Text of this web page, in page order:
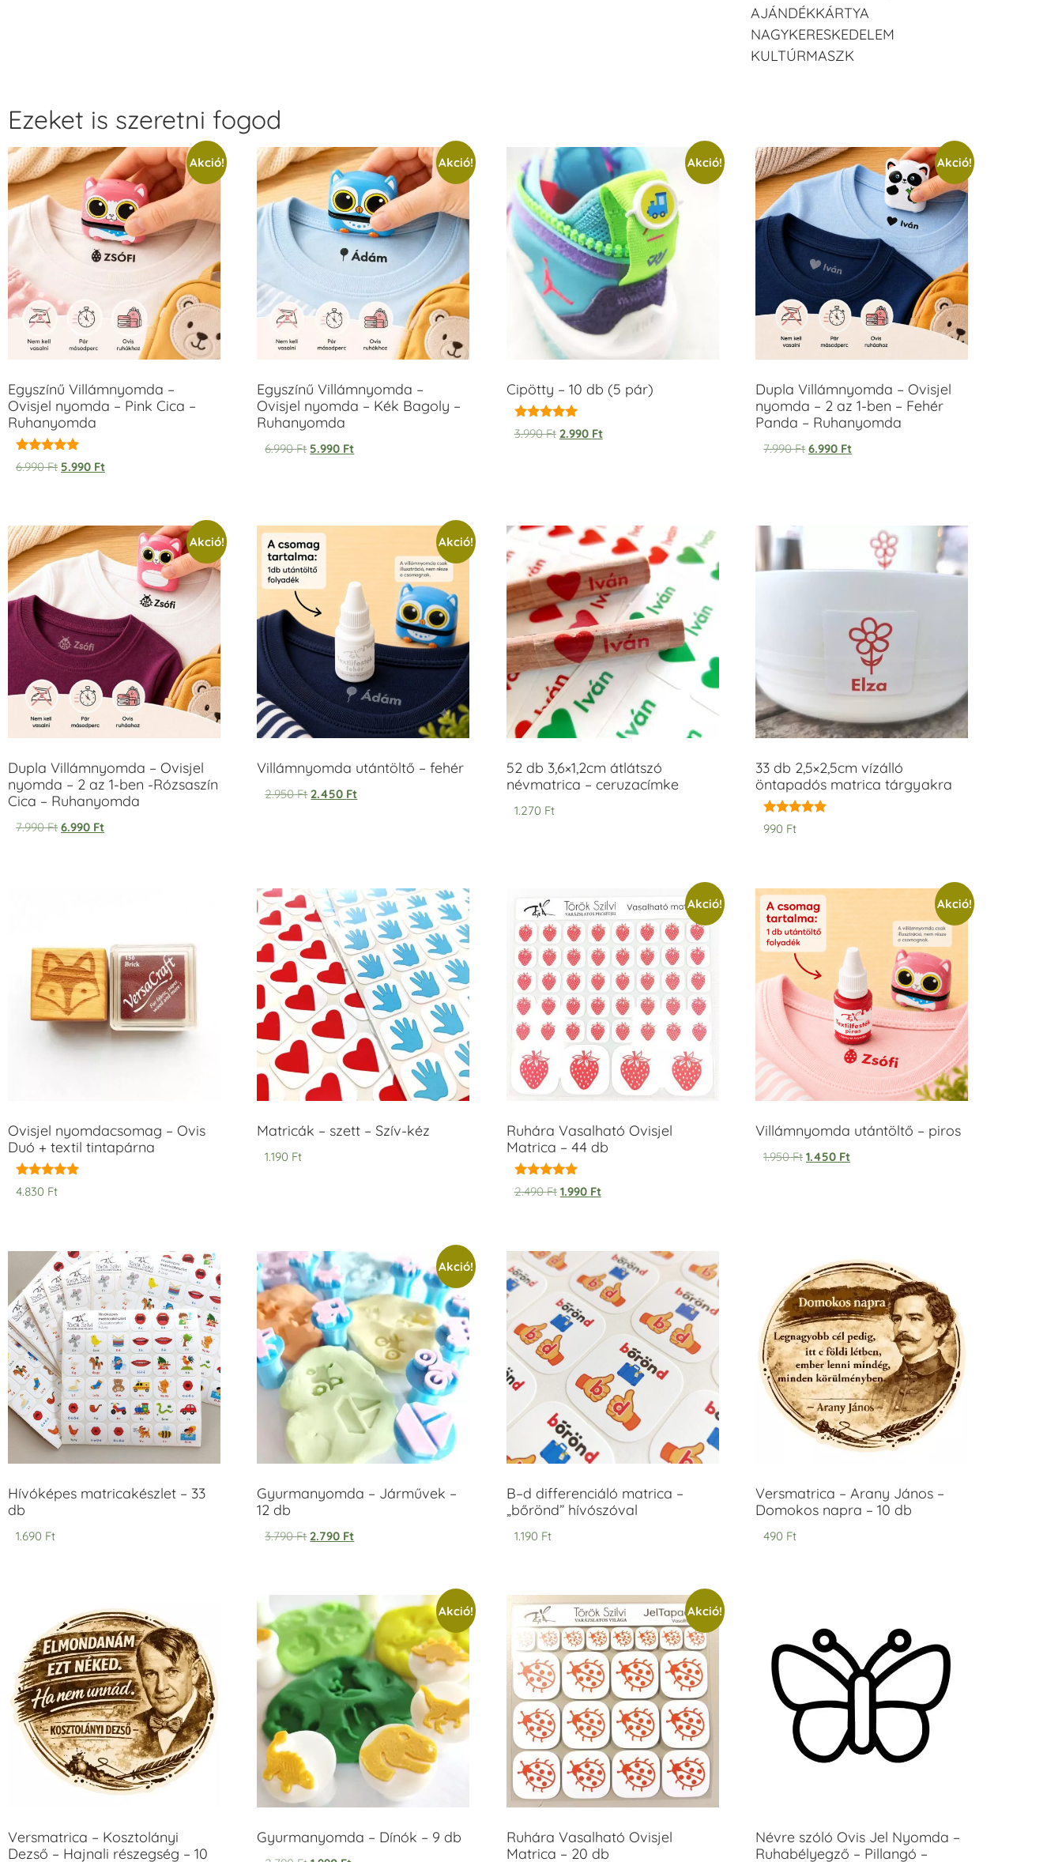
AJÁNDÉKKÁRTYA
NAGYKERESKEDELEM
KULTÚRMASZK
Ezeket is szeretni fogod
Akció!
Egyszínű Villámnyomda –
Ovisjel nyomda – Pink Cica –
Ruhanyomda
Értékelés:
5.00
6.990Ft 5.990 Ft
Akció!
Egyszínű Villámnyomda –
Ovisjel nyomda – Kék Bagoly –
Ruhanyomda
6.990Ft 5.990 Ft
Akció!
Cipötty – 10 db (5 pár)
Értékelés:
5.00
3.990Ft 2.990 Ft
Akció!
Dupla Villámnyomda – Ovisjel
nyomda – 2 az 1-ben – Fehér
Panda – Ruhanyomda
7.990Ft 6.990 Ft
Akció!
Dupla Villámnyomda – Ovisjel
nyomda – 2 az 1-ben -Rózsaszín
Cica – Ruhanyomda
7.990Ft 6.990 Ft
Akció!
Villámnyomda utántöltő – fehér
2.950Ft 2.450 Ft
52 db 3,6×1,2cm átlátszó
névmatrica – ceruzacímke
1.270 Ft
33 db 2,5×2,5cm vízálló
öntapadós matrica tárgyakra
Értékelés:
5.00
990 Ft
Ovisjel nyomdacsomag – Ovis
Duó + textil tintapárna
Értékelés:
5.00
4.830 Ft
Matricák – szett – Szív-kéz
1.190 Ft
Akció!
Ruhára Vasalható Ovisjel
Matrica – 44 db
Értékelés:
5.00
2.490Ft 1.990 Ft
Akció!
Villámnyomda utántöltő – piros
1.950Ft 1.450 Ft
Hívóképes matricakészlet – 33
db
1.690 Ft
Akció!
Gyurmanyomda – Járművek –
12 db
3.790Ft 2.790 Ft
B–d differenciáló matrica –
„bőrönd” hívószóval
1.190 Ft
Versmatrica – Arany János –
Domokos napra – 10 db
490 Ft
Versmatrica – Kosztolányi
Dezső – Hajnali részegség – 10
Akció!
Gyurmanyomda – Dínók – 9 db
Akció!
Ruhára Vasalható Ovisjel
Matrica – 20 db
Névre szóló Ovis Jel Nyomda –
Ruhabélyegző – Pillangó –